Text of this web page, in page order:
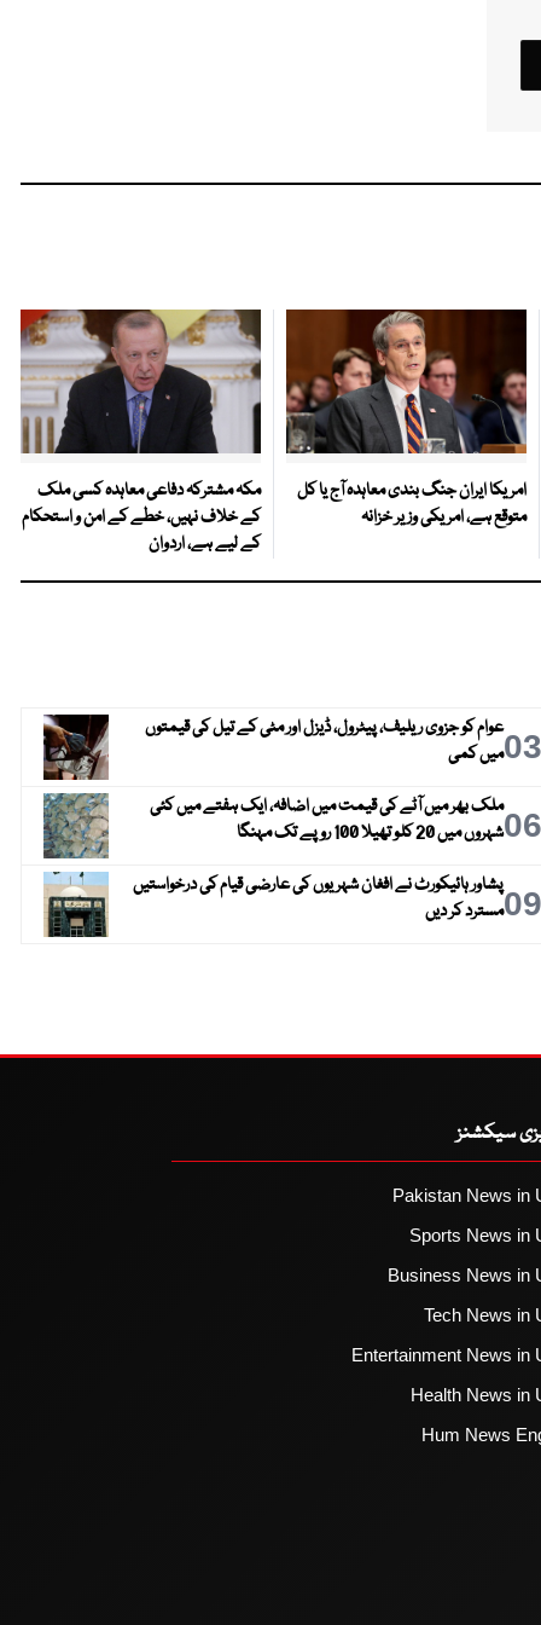
امریکا ایران جنگ بندی معاہدہ آج یا کل
متوقع ہے، امریکی وزیر خزانہ
مکہ مشترکہ دفاعی معاہدہ کسی ملک
کے خلاف نہیں، خطے کے امن و استحکام
کے لیے ہے، اردوان
03عوام کو جزوی ریلیف، پیٹرول، ڈیزل اور مٹی کے تیل کی قیمتوں
میں کمی
06ملک بھر میں آٹے کی قیمت میں اضافہ، ایک ہفتے میں کئی
شہروں میں 20 کلو تھیلا 100 روپے تک مہنگا
09پشاور ہائیکورٹ نے افغان شہریوں کی عارضی قیام کی درخواستیں
مسترد کر دیں
سیکشنز
Pakistan News in
Sports News in
Business News in
Tech News in
Entertainment News in
Health News in
Hum News